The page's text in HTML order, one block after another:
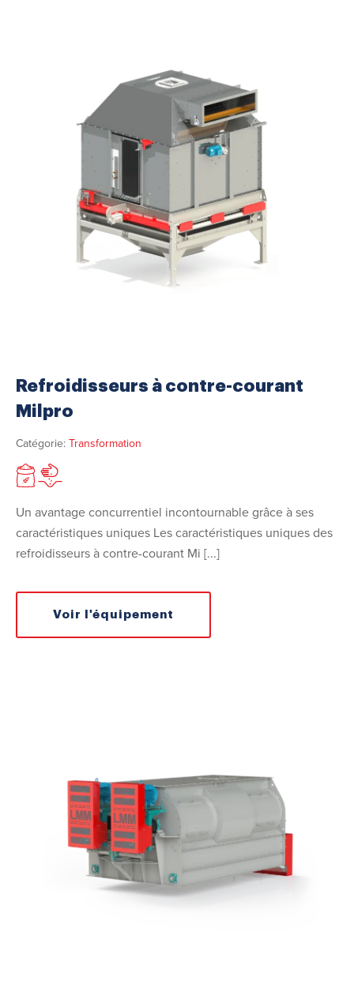
Refroidisseurs à contre-courant
Milpro
Catégorie:Transformation
Un avantage concurrentiel incontournable grâce à ses
caractéristiques uniques Les caractéristiques uniques des
refroidisseurs à contre-courant Mi [...]
Voir l'équipement